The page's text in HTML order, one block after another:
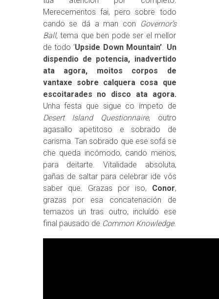
Merecementos fai, pero sobre todo
cando se dá a man con
Governor’s
Ball, tema que ben pode ser el mellor
de todo ‘Upside Down Mountain’. Un
dispendio de potencia, inadvertido
ata agora, moitos corpos de
vantaxe sobre calquera cosa que
escoitarades no disco ata agora.
Unha festa que sigue co ímpeto de
Desert Island Questionnaire, outro
agasallo apetitoso e sobrado de
carisma. Tan sobrado que ese sofá se
che queda incómodo, cando menos,
para deitarte. Vitalidade absoluta,
gañas de saltar para celebrar ide vós
saber que. Grazas por iso, Conor,
grazas por esa concatenación de
temazos un tras outro, incluído ese
final pausado de Common Knowledge.